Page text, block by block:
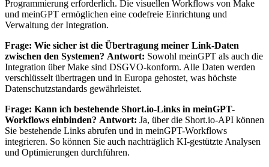
Programmierung erforderlich. Die visuellen Workflows von Make
und meinGPT ermöglichen eine codefreie Einrichtung und
Verwaltung der Integration.
Frage: Wie sicher ist die Übertragung meiner Link-Daten
zwischen den Systemen? Antwort: Sowohl meinGPT als auch die
Integration über Make sind DSGVO-konform. Alle Daten werden
verschlüsselt übertragen und in Europa gehostet, was höchste
Datenschutzstandards gewährleistet.
Frage: Kann ich bestehende Short.io-Links in meinGPT-
Workflows einbinden? Antwort: Ja, über die Short.io-API können
Sie bestehende Links abrufen und in meinGPT-Workflows
integrieren. So können Sie auch nachträglich KI-gestützte Analysen
und Optimierungen durchführen.